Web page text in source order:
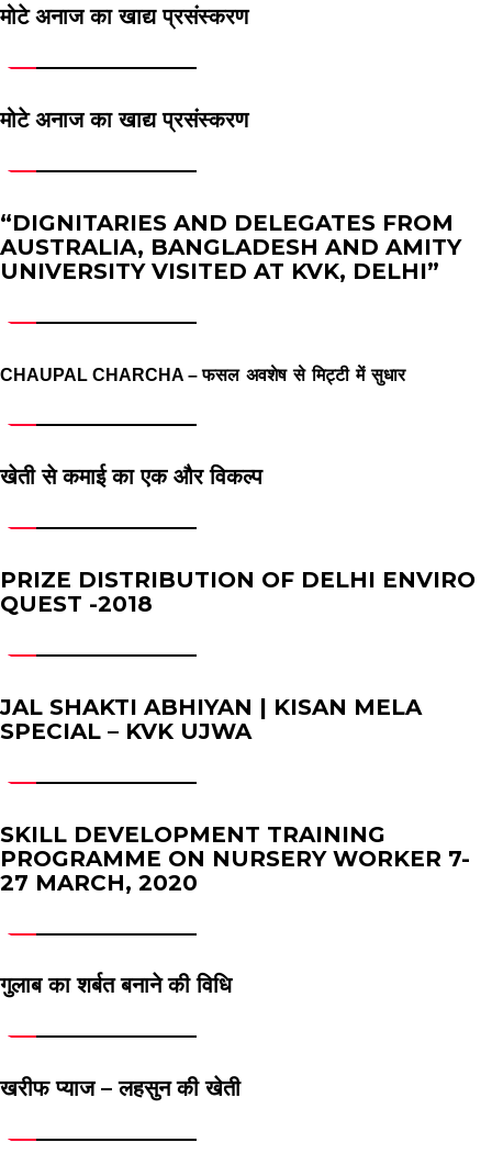
मोटे अनाज का खाद्य प्रसंस्करण
मोटे अनाज का खाद्य प्रसंस्करण
“DIGNITARIES AND DELEGATES FROM
AUSTRALIA, BANGLADESH AND AMITY
UNIVERSITY VISITED AT KVK, DELHI”
CHAUPAL CHARCHA –फसल अवशेष से मिट्टी में सुधार
खेती से कमाई का एक और विकल्प
PRIZE DISTRIBUTION OF DELHI ENVIRO
QUEST -2018
JAL SHAKTI ABHIYAN | KISAN MELA
SPECIAL – KVK UJWA
SKILL DEVELOPMENT TRAINING
PROGRAMME ON NURSERY WORKER 7-
27 MARCH, 2020
गुलाब का शर्बत बनाने की विधि
खरीफ प्याज – लहसुन की खेती